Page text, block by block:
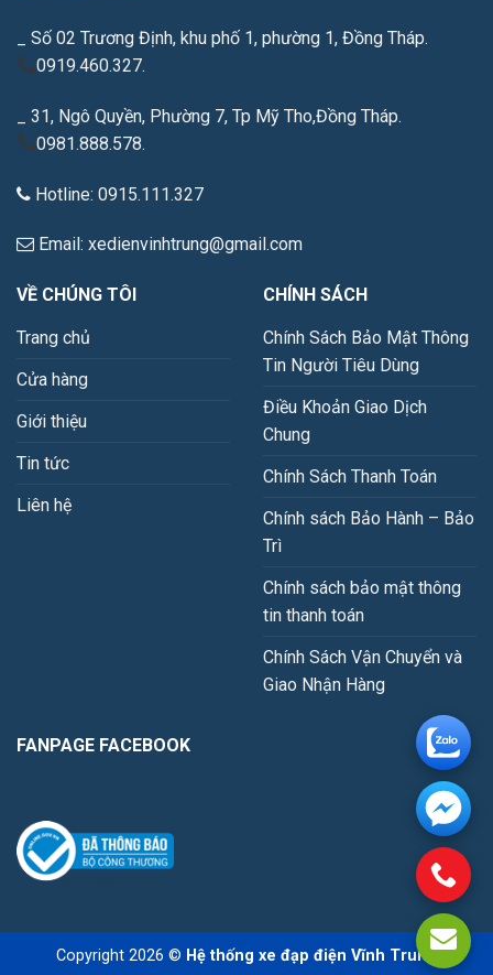
_ Số 02 Trương Định, khu phố 1, phường 1, Đồng Tháp.
0919.460.327.
_ 31, Ngô Quyền, Phường 7, Tp Mỹ Tho,Đồng Tháp.
0981.888.578.
Hotline: 0915.111.327
Email: xedienvinhtrung@gmail.com
VỀ CHÚNG TÔI
Trang chủ
Cửa hàng
Giới thiệu
Tin tức
Liên hệ
CHÍNH SÁCH
Chính Sách Bảo Mật Thông
Tin Người Tiêu Dùng
Điều Khoản Giao Dịch
Chung
Chính Sách Thanh Toán
Chính sách Bảo Hành – Bảo
Trì
Chính sách bảo mật thông
tin thanh toán
Chính Sách Vận Chuyển và
Giao Nhận Hàng
FANPAGE FACEBOOK
Copyright 2026 © Hệ thống xe đạp điện Vĩnh Trung